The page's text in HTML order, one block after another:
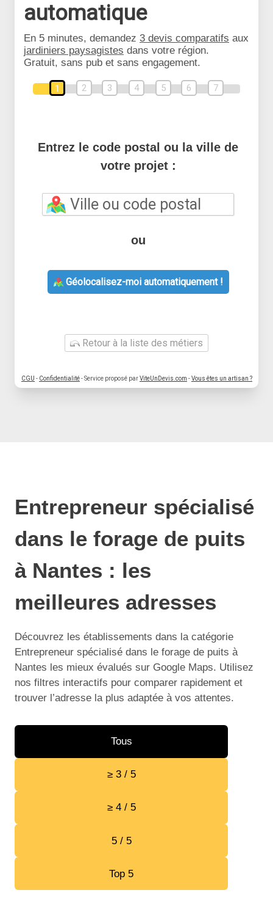
automatique
En 5 minutes, demandez 3 devis comparatifs aux
jardiniers paysagistes dans votre région.
Gratuit, sans pub et sans engagement.
1 2 3 4 5 6 7
Entrez le code postal ou la ville de
votre projet :
ou
Géolocalisez-moi automatiquement !
Retour à la liste des métiers
CGU - Confidentialité- Service proposé parViteUnDevis.com -Vous êtes un artisan ?
Entrepreneur spécialisé
dans le forage de puits
à Nantes : les
meilleures adresses
Découvrez les établissements dans la catégorie
Entrepreneur spécialisé dans le forage de puits à
Nantes les mieux évalués sur Google Maps. Utilisez
nos filtres interactifs pour comparer rapidement et
trouver l’adresse la plus adaptée à vos attentes.
Tous
≥ 3 / 5
≥ 4 / 5
5 / 5
Top 5